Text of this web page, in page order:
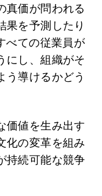
真価が問われる
果を予測したり
べての従業員が
にし、組織がそ
う導けるかどう
価値を生み出す
化の変革を組み
持続可能な競争